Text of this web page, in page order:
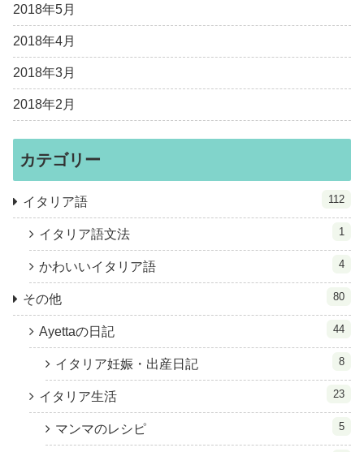
2018年5月
2018年4月
2018年3月
2018年2月
カテゴリー
イタリア語 112
イタリア語文法 1
かわいいイタリア語 4
その他 80
Ayettaの日記 44
イタリア妊娠・出産日記 8
イタリア生活 23
マンマのレシピ 5